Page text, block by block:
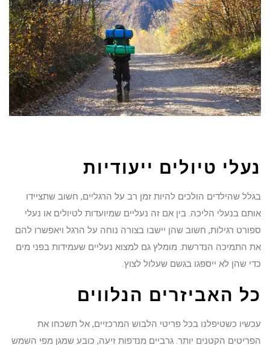
נעלי טיולים ייעודיות
בגלל שהילדים הולכים להיות זמן רב על הרגליים, חשוב שתציידו
אותם בנעלי הליכה. בין אם זה נעליים שמיועדות לטיולים או נעלי
ספורט רגילות, חשוב שהן יישבו בצורה נוחה על הרגל ויאפשרו להם
את התמיכה הנדרשת. מומלץ גם למצוא נעליים שעמידות בפני מים
כדי שהן לא ייספגו בגשם שעלול לצוץ.
כל האביזרים הנלווים
עכשיו כשטיפלנו בכל פריטי הלבוש המרכזיים, אל תשכחו את
הפריטים הקטנים יותר. גרביים מנדפות זיעה, כובע שמגן מפי השמש